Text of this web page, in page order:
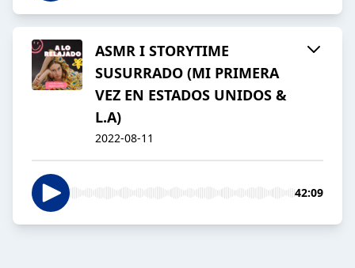
ASMR I STORYTIME
SUSURRADO (MI PRIMERA
VEZ EN ESTADOS UNIDOS &
L.A)
2022-08-11
42:09